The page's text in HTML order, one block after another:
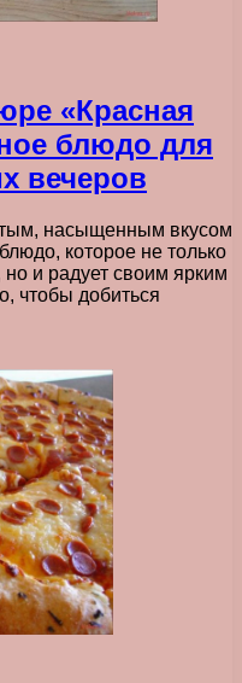
«Красная
блюдо для
вечеров
насыщенным вкусом
которое не только
и радует своим ярким
чтобы добиться